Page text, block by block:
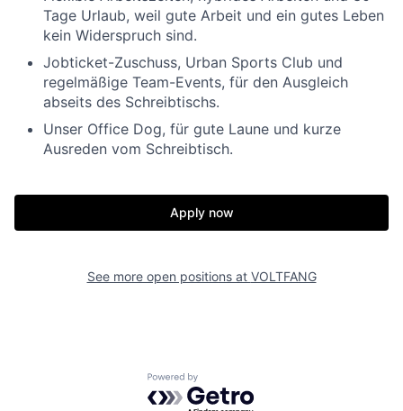
Tage Urlaub, weil gute Arbeit und ein gutes Leben
kein Widerspruch sind.
Jobticket-Zuschuss, Urban Sports Club und
regelmäßige Team-Events, für den Ausgleich
abseits des Schreibtischs.
Unser Office Dog, für gute Laune und kurze
Ausreden vom Schreibtisch.
Apply now
See more open positions at VOLTFANG
Powered by Getro.com